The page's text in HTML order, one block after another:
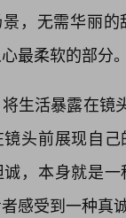
，无需华丽
最柔软的部分。
生活暴露在镜
头前展现自
，本身就是
感受到一种真